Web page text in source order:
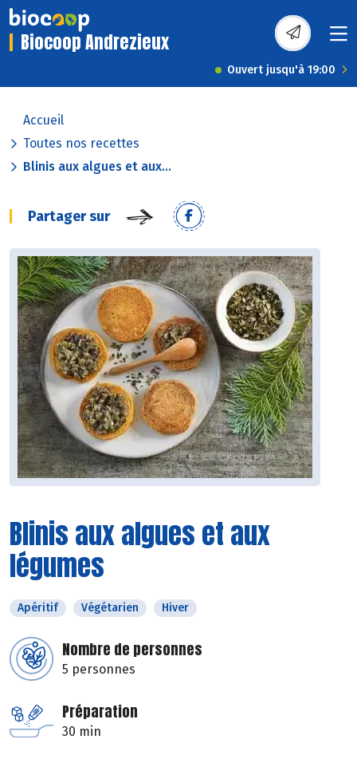
Biocoop Andrezieux
Ouvert jusqu'à 19:00
Accueil
Toutes nos recettes
Blinis aux algues et aux...
Partager sur
Blinis aux algues et aux
légumes
Apéritif Végétarien Hiver
Nombre de personnes
5 personnes
Préparation
30 min